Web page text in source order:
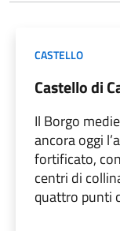
CASTELLO
Castello di
Il Borgo
ancora oggi
fortificato,
centri di
quattro punti